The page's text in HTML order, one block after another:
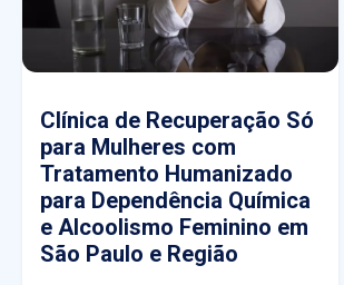
Clínica de Recuperação Só
para Mulheres com
Tratamento Humanizado
para Dependência Química
e Alcoolismo Feminino em
São Paulo e Região